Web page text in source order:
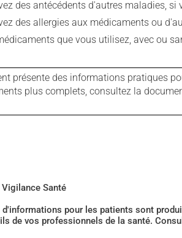
des antécédents d'autres maladies,
des allergies aux médicaments ou
que vous utilisez, avec ou
présente des informations pratiques
plus complets, consultez la
Santé
pour les patients sont
de vos professionnels de la santé.